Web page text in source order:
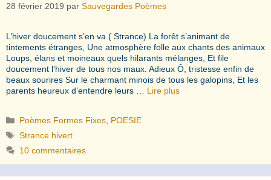
28 février 2019 par Sauvegardes Poèmes
L’hiver doucement s’en va ( Strance) La forêt s’animant de
tintements étranges, Une atmosphère folle aux chants des animaux
Loups, élans et moineaux quels hilarants mélanges, Et file
doucement l’hiver de tous nos maux. Adieux Ô, tristesse enfin de
beaux sourires Sur le charmant minois de tous les galopins, Et les
parents heureux d’entendre leurs … Lire plus
Catégories
Poèmes Formes Fixes POESIE
Étiquettes
Strance hivert
10 commentaires